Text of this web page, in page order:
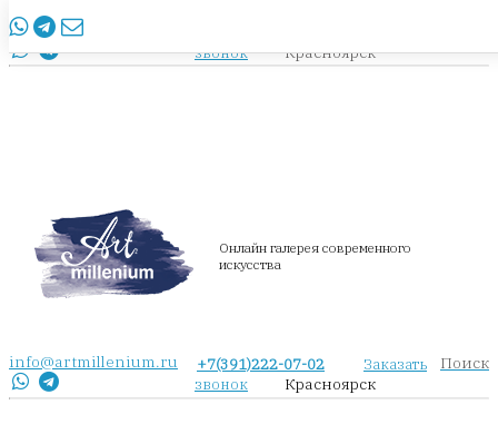
info@artmillenium.ru
звонок
Красноярск
Онлайн галерея современного
искусства
info@artmillenium.ru +7(391)222-07-02
Заказать
звонок
Красноярск
Поиск